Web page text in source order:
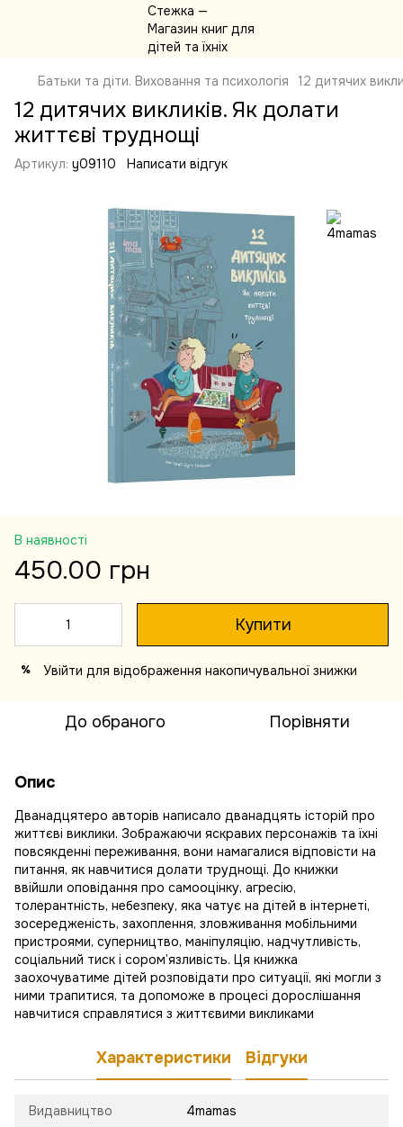
Батьки та діти. Виховання та психологія 12 дитячих
12 дитячих викликів. Як долати
життєві труднощі
Артикул: y09110 Написати відгук
В наявності
450.00 грн
Купити
% Увійти для відображення накопичувальної знижки
До обраного Порівняти
Опис
Дванадцятеро авторів написало дванадцять історій про
життєві виклики. Зображаючи яскравих персонажів та їхні
повсякденні переживання, вони намагалися відповісти на
питання, як навчитися долати труднощі. До книжки
ввійшли оповідання про самооцінку, агресію,
толерантність, небезпеку, яка чатує на дітей в інтернеті,
зосередженість, захоплення, зловживання мобільними
пристроями, суперництво, маніпуляцію, надчутливість,
соціальний тиск і сором’язливість. Ця книжка
заохочуватиме дітей розповідати про ситуації, які могли з
ними трапитися, та допоможе в процесі дорослішання
навчитися справлятися з життєвими викликами
Характеристики Відгуки
Видавництво 4mamas